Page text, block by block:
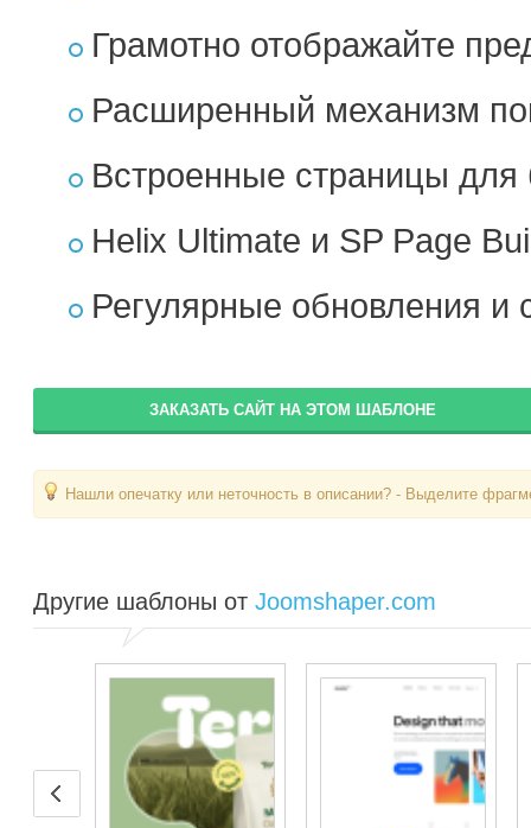
Грамотно отображайте
Расширенный механизм
Встроенные страницы для
Helix Ultimate и SP Page
Регулярные обновления и
ЗАКАЗАТЬ САЙТ НА ЭТОМ ШАБЛОНЕ
Нашли опечатку или неточность в описании? - Выделите
Другие шаблоны от Joomshaper.com